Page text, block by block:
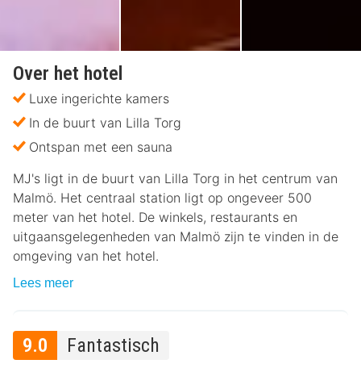
Over het hotel
Luxe ingerichte kamers
In de buurt van Lilla Torg
Ontspan met een sauna
MJ's ligt in de buurt van Lilla Torg in het centrum van
Malmö. Het centraal station ligt op ongeveer 500
meter van het hotel. De winkels, restaurants en
uitgaansgelegenheden van Malmö zijn te vinden in de
omgeving van het hotel.
Lees meer
9.0 Fantastisch